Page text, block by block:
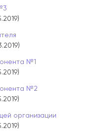
№1
№2
организации